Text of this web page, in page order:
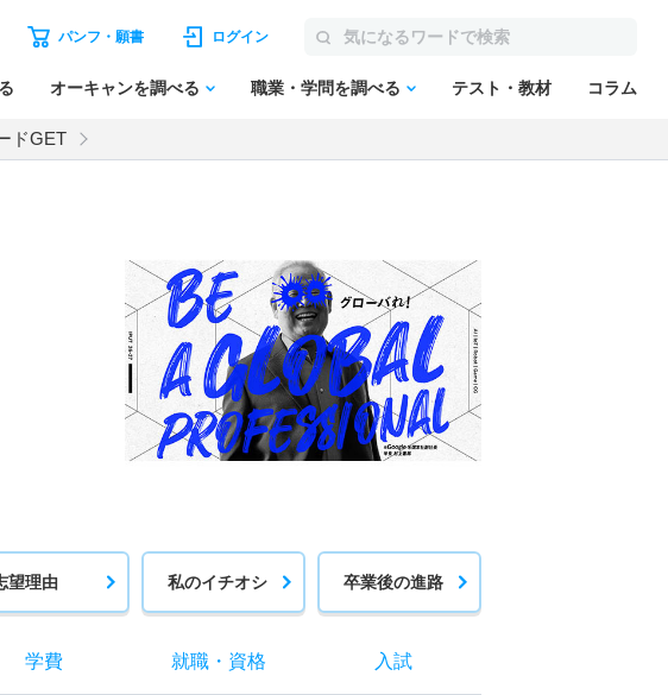
パンフ・願書 ログイン
オーキャンを調べる 職業・学問を調べる テスト・教材 コラム
ドGET
望理由 私のイチオシ 卒業後の進路
学費 就職・ 資格 入試